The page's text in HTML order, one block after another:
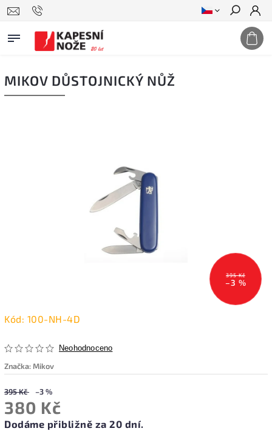
Hledat
MIKOV DŮSTOJNICKÝ NŮŽ
395 Kč
–3 %
Kód: 100-NH-4D
Neohodnoceno
Značka: Mikov
395 Kč –3 %
380 Kč
Dodáme přibližně za 20 dní.